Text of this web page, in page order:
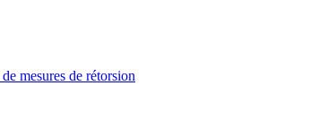
mesures de rétorsion